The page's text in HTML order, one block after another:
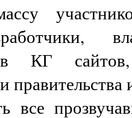
в КГ
все